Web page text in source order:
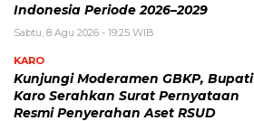
Indonesia Periode 2026–2029
Sabtu, 8 Agu 2026 - 19:25 WIB
KARO
Kunjungi Moderamen GBKP, Bupati
Karo Serahkan Surat Pernyataan
Resmi Penyerahan Aset RSUD